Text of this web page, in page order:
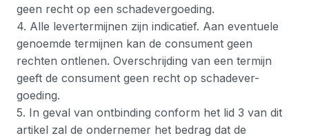
geen recht op een schadevergoeding.
4. Alle levertermijnen zijn indicatief. Aan eventuele
genoemde termijnen kan de consument geen
rechten ontlenen. Overschrijding van een termijn
geeft de consument geen recht op schadever-
goeding.
5. In geval van ontbinding conform het lid 3 van dit
artikel zal de ondernemer het bedrag dat de